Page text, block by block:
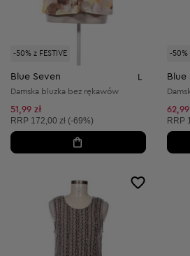
-50% z FESTIVE
Blue Seven L
Damska bluzka bez rękawów
51,99 zł
Cena sugerowana:
RRP 172,00 zł (-69%)
-50%
Blue
62,99
Cena
RRP